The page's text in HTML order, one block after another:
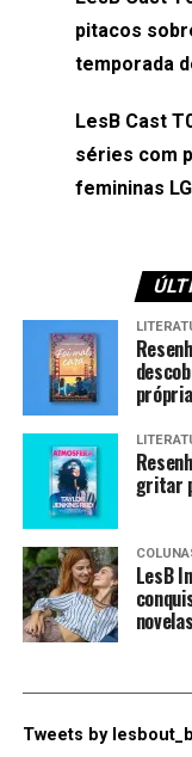
Naiady Machado
pitacos
temporada
LesB Cast
séries com
femininas
gritar
LesB
Tweets by